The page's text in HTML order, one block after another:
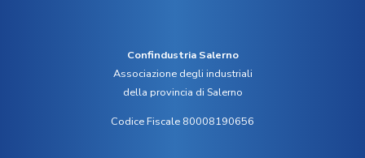
Confindustria Salerno
Associazione degli industriali
della provincia di Salerno
Codice Fiscale 80008190656